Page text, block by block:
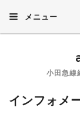
メニュー
小田急線
インフォメ